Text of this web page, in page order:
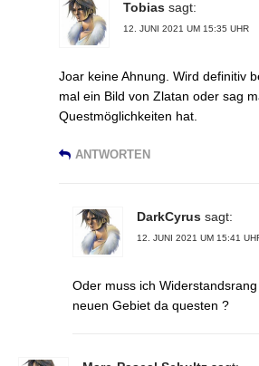
Tobias sagt:
12. JUNI 2021 UM 15:35 UHR
Joar keine Ahnung. Wird definitiv
mal ein Bild von Zlatan oder sag
Questmöglichkeiten hat.
ANTWORTEN
DarkCyrus sagt:
12. JUNI 2021 UM 15:41
Oder muss ich
neuen Gebiet da questen ?